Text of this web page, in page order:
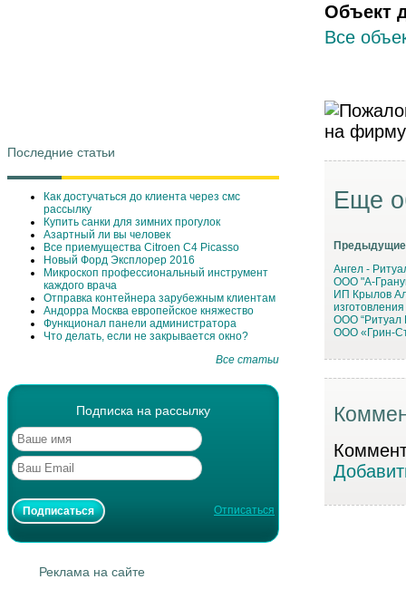
Последние статьи
Как достучаться до клиента через смс
рассылку
Купить санки для зимних прогулок
Азартный ли вы человек
Все приемущества Сitroen C4 Picasso
Новый Форд Эксплорер 2016
Микроскоп профессиональный инструмент
каждого врача
Отправка контейнера зарубежным клиентам
Андорра Москва европейское княжество
Функционал панели администратора
Что делать, если не закрывается окно?
Все статьи
Подписка на рассылку
Отписаться
Реклама на сайте
Объект
Все
Еще
Ангел -
ООО "А-
ИП Крылов
ООО “Ритуал
ООО «Грин-